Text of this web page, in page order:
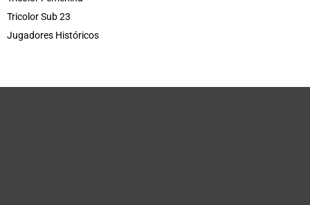
Tricolor Sub 23
Jugadores Históricos